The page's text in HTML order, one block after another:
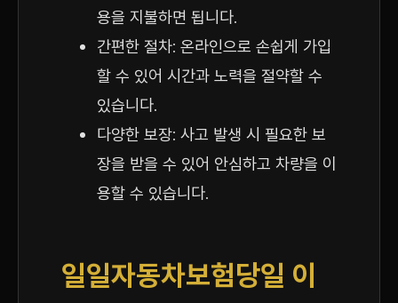
용을 지불하면 됩니다.
간편한 절차: 온라인으로 손쉽게 가입
할 수 있어 시간과 노력을 절약할 수
있습니다.
다양한 보장: 사고 발생 시 필요한 보
장을 받을 수 있어 안심하고 차량을 이
용할 수 있습니다.
일일자동차보험당일 이